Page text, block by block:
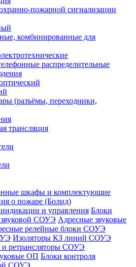
пожарной сигнализации
комбинированные для
распределительные
(разъёмы, переходники,
трансляция
шкафы и комплектующие
о пожаре (Болид)
и управления Блоки
звуковой СОУЭ Адресные звуковые
релейные блоки СОУЭ
Изоляторы КЗ линий СОУЭ
и ретрансляторы СОУЭ
ОП Блоки контроля
СОУЭ